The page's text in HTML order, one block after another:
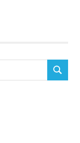
SEARCH